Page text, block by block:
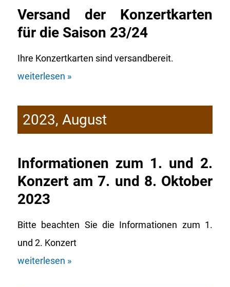
Versand der Konzertkarten
für die Saison 23/24
Ihre Konzertkarten sind versandbereit.
weiterlesen »
2023, August
Informationen zum 1. und 2.
Konzert am 7. und 8. Oktober
2023
Bitte beachten Sie die Informationen zum 1.
und 2. Konzert
weiterlesen »